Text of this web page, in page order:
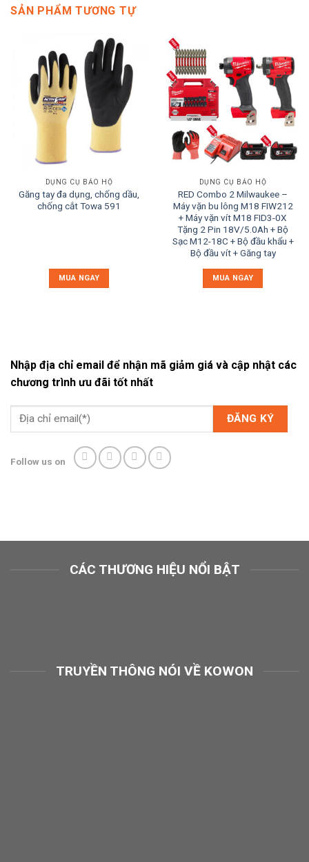
SẢN PHẨM TƯƠNG TỰ
DỤNG CỤ BẢO HỘ
Găng tay đa dụng, chống dầu,
chống cắt Towa 591
MUA NGAY
DỤNG CỤ BẢO HỘ
RED Combo 2 Milwaukee –
Máy vặn bu lông M18 FIW212
+ Máy vặn vít M18 FID3-0X
Tặng 2 Pin 18V/5.0Ah + Bộ
Sạc M12-18C + Bộ đầu khẩu +
Bộ đầu vít + Găng tay
MUA NGAY
Nhập địa chỉ email để nhận mã giảm giá và cập nhật các
chương trình ưu đãi tốt nhất
Follow us on
CÁC THƯƠNG HIỆU NỔI BẬT
TRUYỀN THÔNG NÓI VỀ KOWON